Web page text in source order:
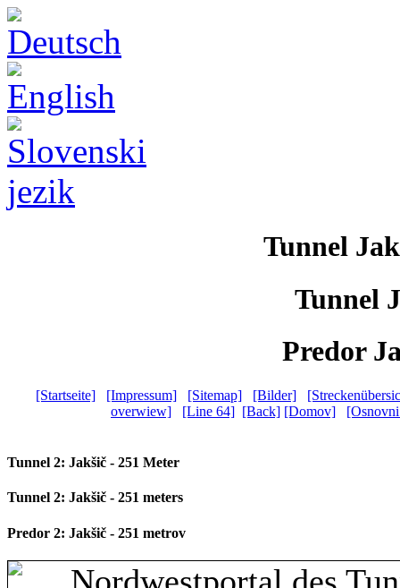
Tunnel
Tunnel
Predor
[Startseite] [Impressum] [Sitemap] [Bilder]
overwiew]
[Line 64] [Back] [Domov]
Tunnel 2: Jakšič - 251 Meter
Tunnel 2: Jakšič - 251 meters
Predor 2: Jakšič - 251 metrov